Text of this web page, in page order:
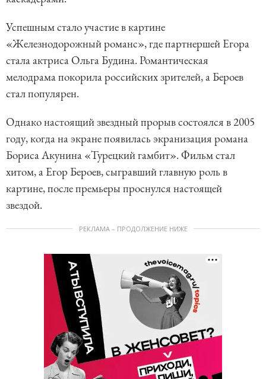
Успешным стало участие в картине
«Железнодорожный романс», где партнершей Егора
стала актриса Ольга Будина. Романтическая
мелодрама покорила российских зрителей, а Бероев
стал популярен.
Однако настоящий звездный прорыв состоялся в 2005
году, когда на экране появилась экранизация романа
Бориса Акунина «Турецкий гамбит». Фильм стал
хитом, а Егор Бероев, сыгравший главную роль в
картине, после премьеры проснулся настоящей
звездой.
РЕКЛАМА – ПРОДОЛЖЕНИЕ НИЖЕ